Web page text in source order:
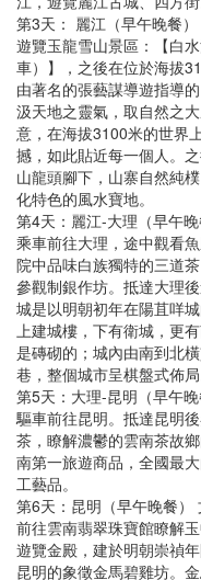
第3天： 麗江（早午晚餐
遊覽玉龍雪山景區：【白
車）】，之後在位於海拔
由著名的張藝謀導遊指導
汲天地之靈氣，取自然之
意，在海拔3100米的世界
撼，如此貼近每一個人。
山龍頭腳下，山寨自然純
化特色的風水寶地。
第4天：麗江-大理（早午
乘車前往大理，途中觀看
院中品味白族獨特的三道
參觀制銀作坊。抵達大理
城是以明朝初年在陽苴咩
上建城樓，下有衛城，更
是磚砌的；城內由南到北
巷，整個城市呈棋盤式佈局
第5天：大理-昆明（早午
驅車前往昆明。抵達昆明
茶，瞭解濃鬱的雲南茶故
南第一旅遊商品，全國最
工藝品。
第6天：昆明（早午晚餐）
前往雲南翡翠珠寶館瞭解
遊覽金殿，建於明朝崇禎
昆明的象徵金馬碧雞坊。